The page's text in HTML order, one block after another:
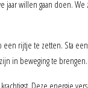
jaar willen gaan doen.
rijtje te zetten. Sta
in beweging te brengen.
Deze energie